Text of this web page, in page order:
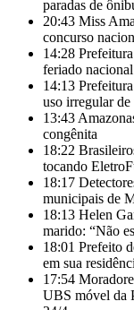
paradas de
20:43 Miss
concurso
14:28
feriado
14:13
uso irregular de
13:43
congênita
18:22
tocando
18:17
municipais de
18:13 Helen
marido: “Não
18:01 Prefeito
em sua
17:54
UBS móvel da